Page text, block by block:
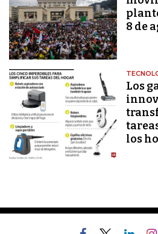
8 de
Los
los